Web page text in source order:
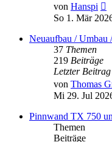
von Hanspi
So 1. Mär
Neuaufbau / Umbau
37 Themen
219 Beiträge
Letzter Beitrag
von Thomas
Mi 29. Jul
Pinnwand TX 750
Themen
Beiträge